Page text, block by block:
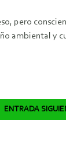
pero
ambiental y
ENTRADA